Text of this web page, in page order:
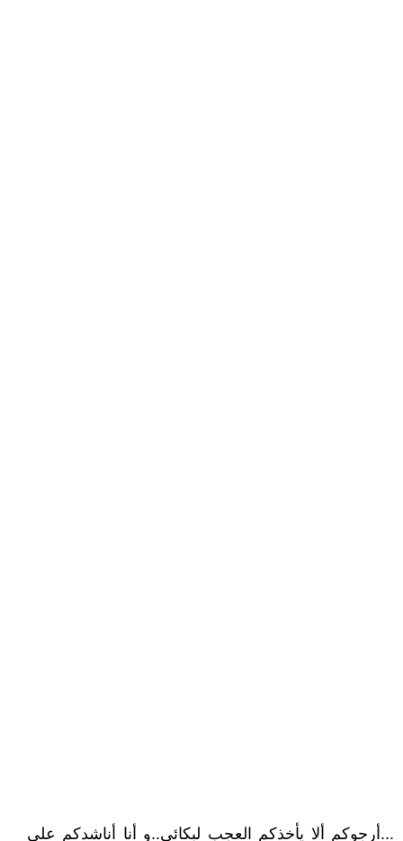
...أرجوكم ألا يأخذكم العجب لبكائي..و أنا أناشدكم على